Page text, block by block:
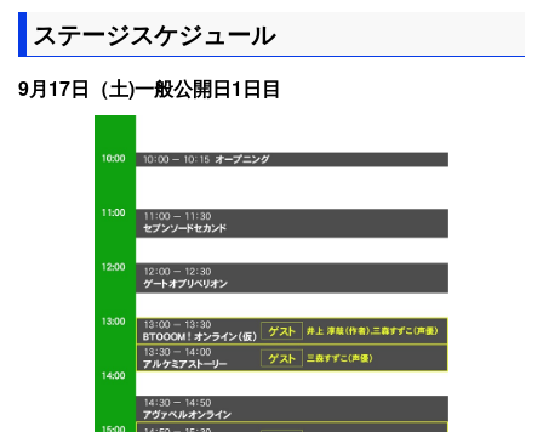
ステージスケジュール
9月17日（土)一般公開日1日目